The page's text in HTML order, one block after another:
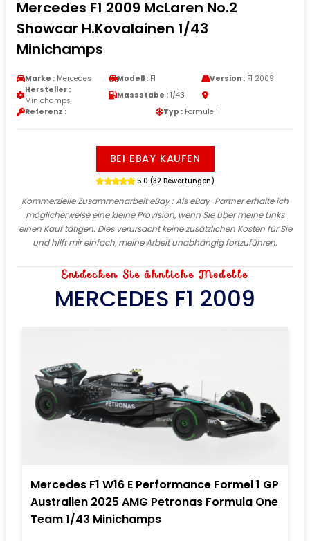
Mercedes F1 2009 McLaren No.2
Showcar H.Kovalainen 1/43
Minichamps
Marke : Mercedes Modell : F1 Version :F1 2009
Hersteller :
Minichamps
Massstabe : 1/43
Referenz :
Typ : Formule 1
BEI EBAY KAUFEN
5.0 (32 Bewertungen)
Kommerzielle Zusammenarbeit eBay: Als eBay-Partner erhalte ich
möglicherweise eine kleine Provision, wenn Sie über meine Links
einen Kauf tätigen. Dies verursacht keine zusätzlichen Kosten für Sie
und hilft mir einfach, meine Arbeit unabhängig fortzuführen.
Entdecken Sie ähnliche Modelle
MERCEDES F1 2009
Mercedes F1 W16 E Performance Formel 1 GP
Australien 2025 AMG Petronas Formula One
Team 1/43 Minichamps